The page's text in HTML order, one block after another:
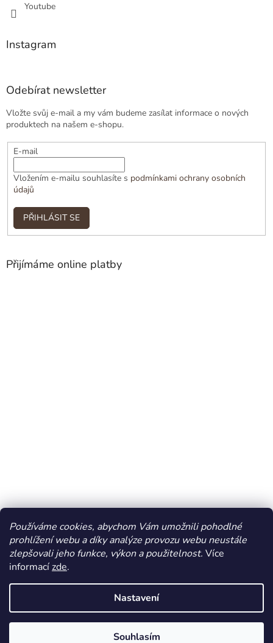
Používáme cookies, abychom Vám umožnili pohodlné
prohlížení webu a díky analýze provozu webu neustále
zlepšovali jeho funkce, výkon a použitelnost. Více
informacízde.
Nastavení
Souhlasím
Youtube
Instagram
Odebírat newsletter
Vložte svůj e-mail a my vám budeme zasílat informace o nových
produktech na našem e-shopu.
E-mail
Vložením e-mailu souhlasíte s podmínkami ochrany osobních
údajů
PŘIHLÁSIT SE
Přijímáme online platby
Copyright 2026Dos Mundos. Všechna práva vyhrazena.